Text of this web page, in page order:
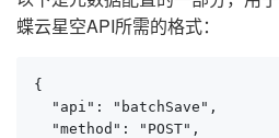
蝶云星空API所需的格式：
{
  "api": "batchSave",
  "method": "POST",